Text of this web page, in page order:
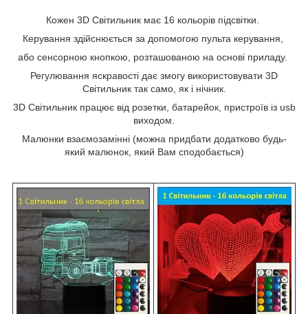
Кожен 3D Світильник має 16 кольорів підсвітки.
Керування здійснюється за допомогою пульта керування,
або сенсорною кнопкою, розташованою на основі приладу.
Регулювання яскравості дає змогу використовувати 3D
Світильник так само, як і нічник.
3D Світильник працює від розетки, батарейок, пристроїв із usb
виходом.
Малюнки взаємозамінні (можна придбати додатково будь-
який малюнок, який Вам сподобається)